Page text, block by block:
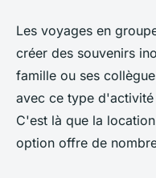
Pourquoi la
est-elle
voyages en
roxane•31 juillet 2023•2
Les voyages en
créer des souvenirs
famille ou ses
avec ce type
C'est là que la
option offre de